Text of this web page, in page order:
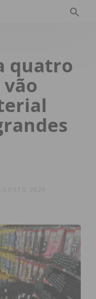
quatro
2020